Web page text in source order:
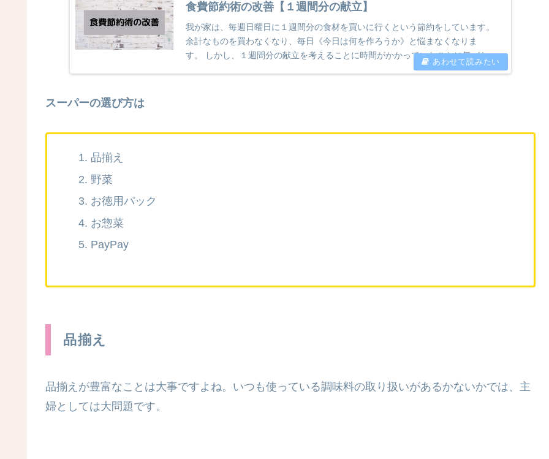
食費節約術の改善【１週間分の献立】
我が家は、毎週日曜日に１週間分の食材を買いに行くという節約をしています。
余計なものを買わなくなり、毎日《今日は何を作ろうか》と悩まなくなりま
す。 しかし、１週間分の献立を考えることに時間がかかっていたことに気づかさ
スーパーの選び方は
品揃え
野菜
お徳用パック
お惣菜
PayPay
品揃え
品揃えが豊富なことは大事ですよね。いつも使っている調味料の取り扱いがあるかないかでは、主
婦としては大問題です。